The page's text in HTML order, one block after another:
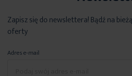
Zapisz się do newslettera! Bądź na
oferty
Adres e-mail